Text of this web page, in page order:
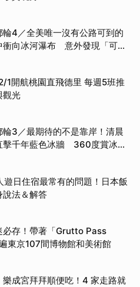
輪4／全美唯一沒有公路可到的
衝向冰河瀑布 意外發現「可講
念品
1開航桃園直飛德里 每週5班推
觀光
輪3／最期待的不是靠岸！清晨
擊千年藍色冰牆 360度賞冰川
遊日住宿最常有的問題！日本飯
說法＆解答
必存！帶著「Grutto Pass
東京107間博物館和美術館
樂成宮拜拜順便吃！4 家走路就